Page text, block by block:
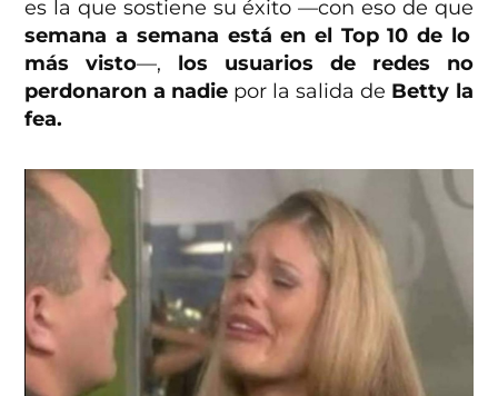
es la que sostiene su éxito —con eso de que
semana a semana está en el Top 10 de lo
más visto—, los usuarios de redes no
perdonaron a nadiepor la salida de Betty la
fea.